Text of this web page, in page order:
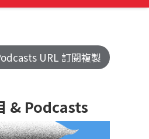
URL 訂閱複製
& Podcasts